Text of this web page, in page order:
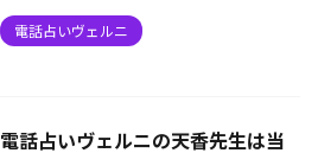
電話占いヴェルニ
電話占いヴェルニの天香先生は当